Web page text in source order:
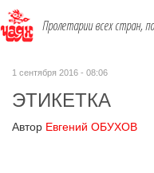
Пролетарии всех стран,
1 сентября 2016 - 08:06
ЭТИКЕТКА
Автор Евгений ОБУХОВ